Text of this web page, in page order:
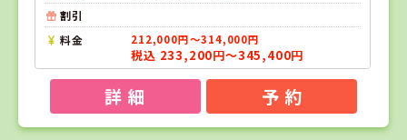
割引
料金
212,000円～314,000円
税込 233,200円～345,400円
詳 細 予 約